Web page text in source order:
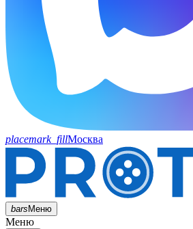
placemark_fillМосква
barsМеню
Меню